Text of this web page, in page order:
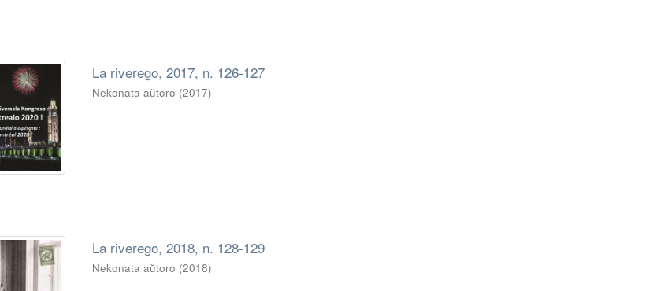
La riverego, 2017, n. 126-127
Nekonata aŭtoro (2017)
La riverego, 2018, n. 128-129
Nekonata aŭtoro (2018)